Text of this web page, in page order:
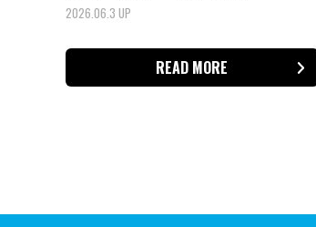
2026.06.3 UP
READ MORE